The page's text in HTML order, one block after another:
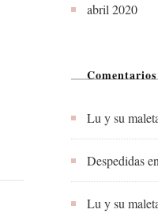
abril 2020
Lu y su
Despedidas
Lu y su